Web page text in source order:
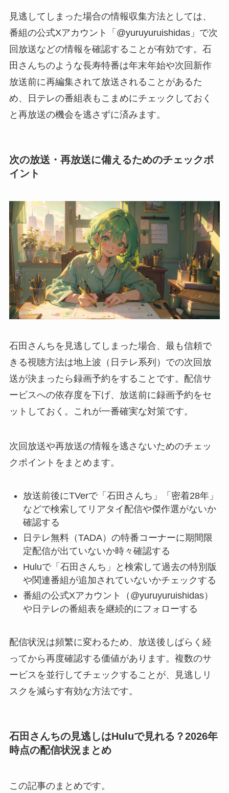
見逃してしまった場合の情報収集方法としては、
番組の公式Xアカウント「@yuruyuruishidas」で次
回放送などの情報を確認することが有効です。石
田さんちのような長寿特番は年末年始や次回新作
放送前に再編集されて放送されることがあるた
め、日テレの番組表もこまめにチェックしておく
と再放送の機会を逃さずに済みます。
次の放送・再放送に備えるためのチェックポ
イント
石田さんちを見逃してしまった場合、最も信頼で
きる視聴方法は地上波（日テレ系列）での次回放
送が決まったら録画予約をすることです。配信サ
ービスへの依存度を下げ、放送前に録画予約をセ
ットしておく。これが一番確実な対策です。
次回放送や再放送の情報を逃さないためのチェッ
クポイントをまとめます。
放送前後にTVerで「石田さんち」「密着28年」
などで検索してリアタイ配信や傑作選がないか
確認する
日テレ無料（TADA）の特番コーナーに期間限
定配信が出ていないか時々確認する
Huluで「石田さんち」と検索して過去の特別版
や関連番組が追加されていないかチェックする
番組の公式Xアカウント（@yuruyuruishidas）
や日テレの番組表を継続的にフォローする
配信状況は頻繁に変わるため、放送後しばらく経
ってから再度確認する価値があります。複数のサ
ービスを並行してチェックすることが、見逃しリ
スクを減らす有効な方法です。
石田さんちの見逃しはHuluで見れる？2026年
時点の配信状況まとめ
この記事のまとめです。